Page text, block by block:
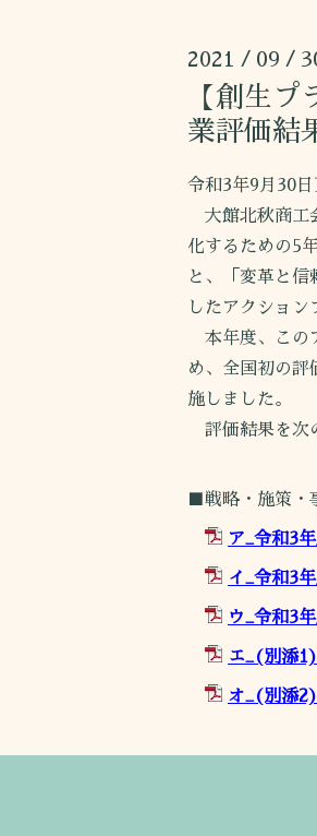
2021 / 09 /
【創生
業評価結
令和3年9月30日
大館北秋商工
化するための5
と、「変革と信
したアクション
本年度、この
め、全国初の評
施しました。
評価結果を次
■戦略・施策・
ア_令和3
イ_令和3
ウ_令和3
エ_(別添
オ_(別添